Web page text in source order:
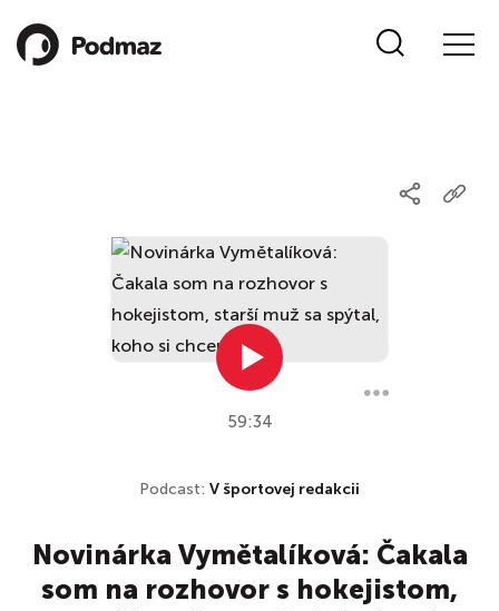
59:34
Podcast: V športovej redakcii
Novinárka Vymětalíková: Čakala
som na rozhovor s hokejistom,